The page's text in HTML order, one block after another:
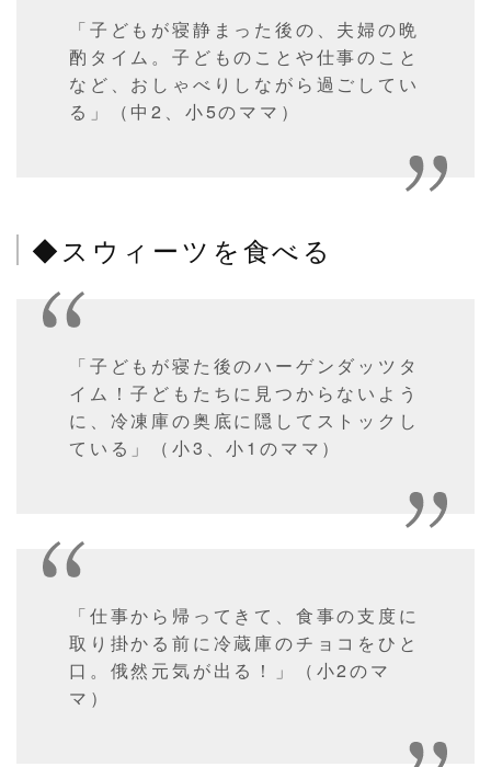
「子どもが寝静まった後の、夫婦の晩
酌タイム。子どものことや仕事のこと
など、おしゃべりしながら過ごしてい
る」（中2、小5のママ）
◆スウィーツを食べる
「子どもが寝た後のハーゲンダッツタ
イム！子どもたちに見つからないよう
に、冷凍庫の奥底に隠してストックし
ている」（小3、小1のママ）
「仕事から帰ってきて、食事の支度に
取り掛かる前に冷蔵庫のチョコをひと
口。俄然元気が出る！」（小2のマ
マ）